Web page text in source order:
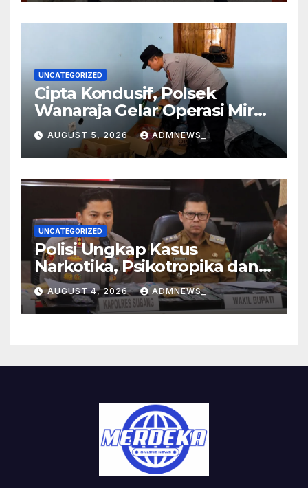
UNCATEGORIZED
Cipta Kondusif, Polsek
Wanaraja Gelar Operasi Miras
di Wilayah Hukumnya
AUGUST 5, 2026 ADMNEWS_
UNCATEGORIZED
Polisi Ungkap Kasus
Narkotika, Psikotropika dan
Peredaran Obat- Obatan
Tanpa Izin Periode
pertengahan Juli 2026
AUGUST 4, 2026 ADMNEWS_